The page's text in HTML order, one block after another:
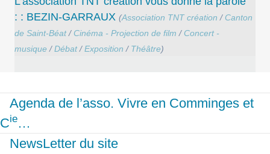
: : BEZIN-GARRAUX (Association TNT création / Canton
de Saint-Béat/ Cinéma - Projection de film / Concert -
musique/Débat/Exposition / Théâtre)
Agenda de l’asso. Vivre en Comminges et
Cie…
NewsLetter du site